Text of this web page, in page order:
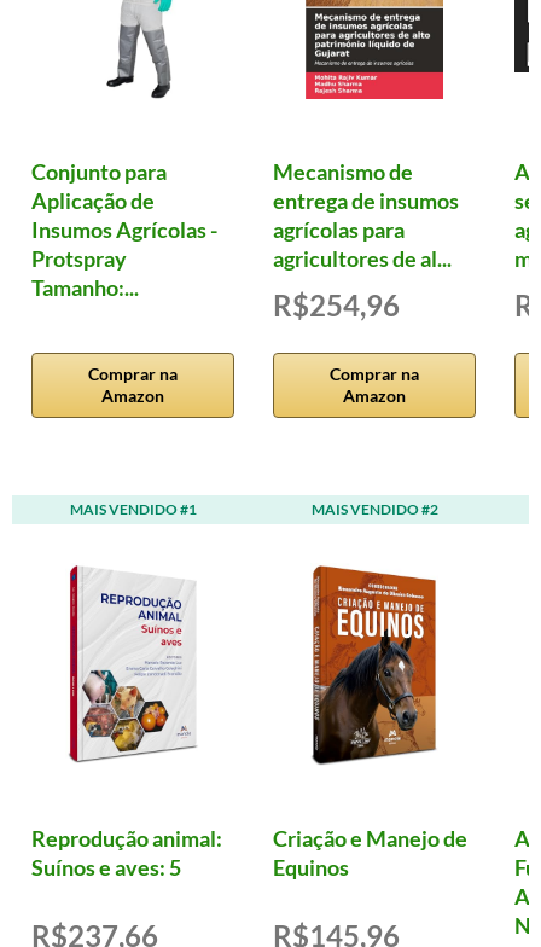
Conjunto para
Aplicação de
Insumos Agrícolas -
Protspray
Tamanho:...
Comprar na
Amazon
Mecanismo de
entrega de insumos
agrícolas para
agricultores de al...
R$254,96
Comprar na
Amazon
MAIS VENDIDO #1
Reprodução animal:
Suínos e aves: 5
R$237,66
MAIS VENDIDO #2
Criação e Manejo de
Equinos
R$145,96